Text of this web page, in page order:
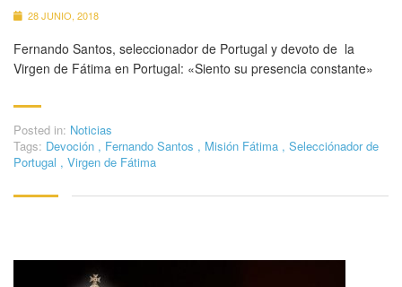
28 JUNIO, 2018
Fernando Santos, seleccionador de Portugal y devoto de la
Virgen de Fátima en Portugal: «Siento su presencia constante»
Posted in: Noticias
Tags: Devoción , Fernando Santos , Misión Fátima , Selecciónador de
Portugal , Virgen de Fátima